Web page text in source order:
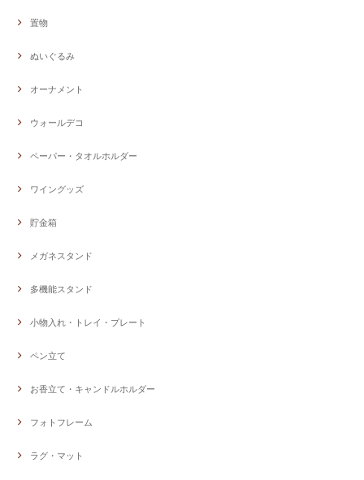
置物
ぬいぐるみ
オーナメント
ウォールデコ
ペーパー・タオルホルダー
ワイングッズ
貯金箱
メガネスタンド
多機能スタンド
小物入れ・トレイ・プレート
ペン立て
お香立て・キャンドルホルダー
フォトフレーム
ラグ・マット